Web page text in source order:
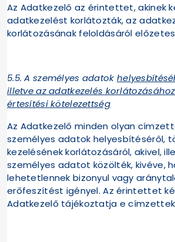
Az Adatkezelő az érintettet, akinek
adatkezelést korlátozták, az
korlátozásának feloldásáról
5.5.A személyes adatok
illetve az adatkezelés
értesítési kötelezettség
Az Adatkezelő minden olyan
személyes adatok helyesbítéséről,
kezelésének korlátozásáról, akivel,
személyes adatot közölték, kivéve,
lehetetlennek bizonyul vagy
erőfeszítést igényel. Az érintettet
Adatkezelő tájékoztatja e